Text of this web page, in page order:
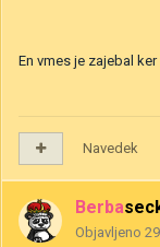
En vmes je zajebal
Navedek
Objavljeno